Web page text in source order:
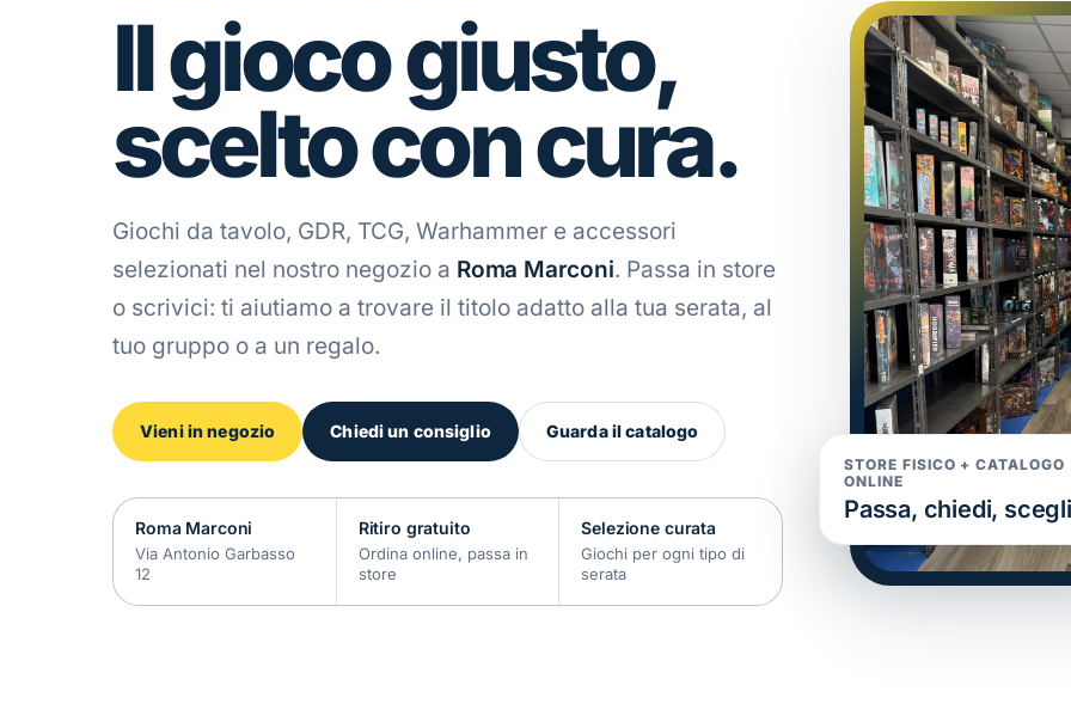
Il gioco giusto,
scelto con cura.
Giochi da tavolo, GDR, TCG, Warhammer e accessori
selezionati nel nostro negozio a Roma Marconi. Passa in store
o scrivici: ti aiutiamo a trovare il titolo adatto alla tua serata, al
tuo gruppo o a un regalo.
Vieni in negozio Chiedi un consiglio Guarda il catalogo
Roma Marconi
Via Antonio Garbasso
12
Ritiro gratuito
Ordina online, passa in
store
Selezione curata
Giochi per ogni tipo di
serata
STORE FISICO + CATALOGO
ONLINE
Passa, chiedi,